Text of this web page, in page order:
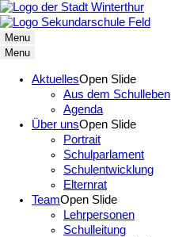
Menu
Menu
AktuellesOpen Slide
Aus dem Schulleben
Agenda
Über unsOpen Slide
Portrait
Schulparlament
Schulentwicklung
Elternrat
TeamOpen Slide
Lehrpersonen
Schulleitung